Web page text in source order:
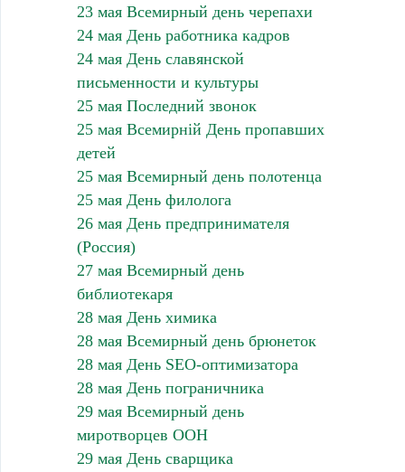
23 мая Всемирный день черепахи
24 мая День работника кадров
24 мая День славянской
письменности и культуры
25 мая Последний звонок
25 мая Всемирній День пропавших
детей
25 мая Всемирный день полотенца
25 мая День филолога
26 мая День предпринимателя
(Россия)
27 мая Всемирный день
библиотекаря
28 мая День химика
28 мая Всемирный день брюнеток
28 мая День SEO-оптимизатора
28 мая День пограничника
29 мая Всемирный день
миротворцев ООН
29 мая День сварщика